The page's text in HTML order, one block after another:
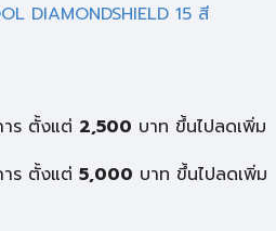
DIAMONDSHIELD 15 สี
าร ตั้งแต่ 2,500 บาท ขึ้นไปลดเพิ่ม
าร ตั้งแต่ 5,000 บาท ขึ้นไปลดเพิ่ม